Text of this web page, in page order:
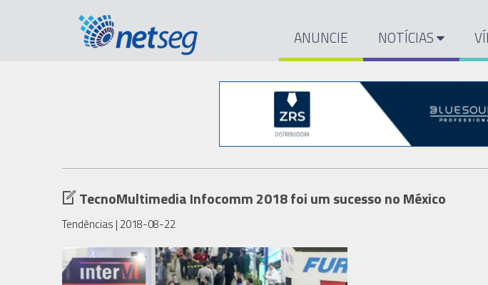
ANUNCIE NOTÍCIAS
TecnoMultimedia Infocomm 2018 foi um sucesso no México
Tendências | 2018-08-22